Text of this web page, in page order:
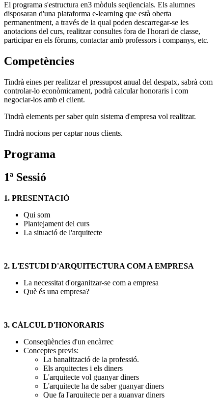
El programa s'estructura en3 mòduls seqüencials. Els alumnes
disposaran d'una plataforma e-learning que està oberta
permanentment, a través de la qual poden descarregar-se les
anotacions del curs, realitzar consultes fora de l'horari de classe,
participar en els fòrums, contactar amb professors i companys, etc.
Competències
Tindrà eines per realitzar el pressupost anual del despatx, sabrà com
controlar-lo econòmicament, podrà calcular honoraris i com
negociar-los amb el client.
Tindrà elements per saber quin sistema d'empresa vol realitzar.
Tindrà nocions per captar nous clients.
Programa
1ª Sessió
1. PRESENTACIÓ
Qui som
Plantejament del curs
La situació de l'arquitecte
2. L'ESTUDI D'ARQUITECTURA COM A EMPRESA
La necessitat d'organitzar-se com a empresa
Què és una empresa?
3. CÀLCUL D'HONORARIS
Conseqüències d'un encàrrec
Conceptes previs:
La banalització de la professió.
Els arquitectes i els diners
L'arquitecte vol guanyar diners
L'arquitecte ha de saber guanyar diners
Que fa l'arquitecte per a guanyar diners